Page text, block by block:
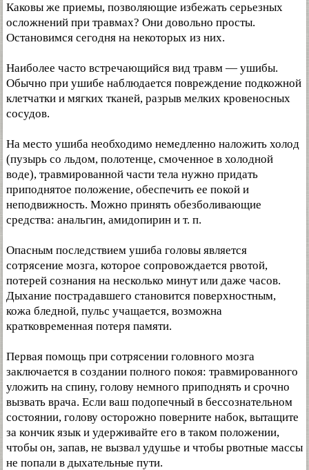
Каковы же приемы, позволяющие избежать серьезных
осложнений при травмах? Они довольно просты.
Остановимся сегодня на некоторых из них.
Наиболее часто встречающийся вид травм — ушибы.
Обычно при ушибе наблюдается повреждение подкожной
клетчатки и мягких тканей, разрыв мелких кровеносных
сосудов.
На место ушиба необходимо немедленно наложить холод
(пузырь со льдом, полотенце, смоченное в холодной
воде), травмированной части тела нужно придать
приподнятое положение, обеспечить ее покой и
неподвижность. Можно принять обезболивающие
средства: анальгин, амидопирин и т. п.
Опасным последствием ушиба головы является
сотрясение мозга, которое сопровождается рвотой,
потерей сознания на несколько минут или даже часов.
Дыхание пострадавшего становится поверхностным,
кожа бледной, пульс учащается, возможна
кратковременная потеря памяти.
Первая помощь при сотрясении головного мозга
заключается в создании полного покоя: травмированного
уложить на спину, голову немного приподнять и срочно
вызвать врача. Если ваш подопечный в бессознательном
состоянии, голову осторожно поверните набок, вытащите
за кончик язык и удерживайте его в таком положении,
чтобы он, запав, не вызвал удушье и чтобы рвотные массы
не попали в дыхательные пути.